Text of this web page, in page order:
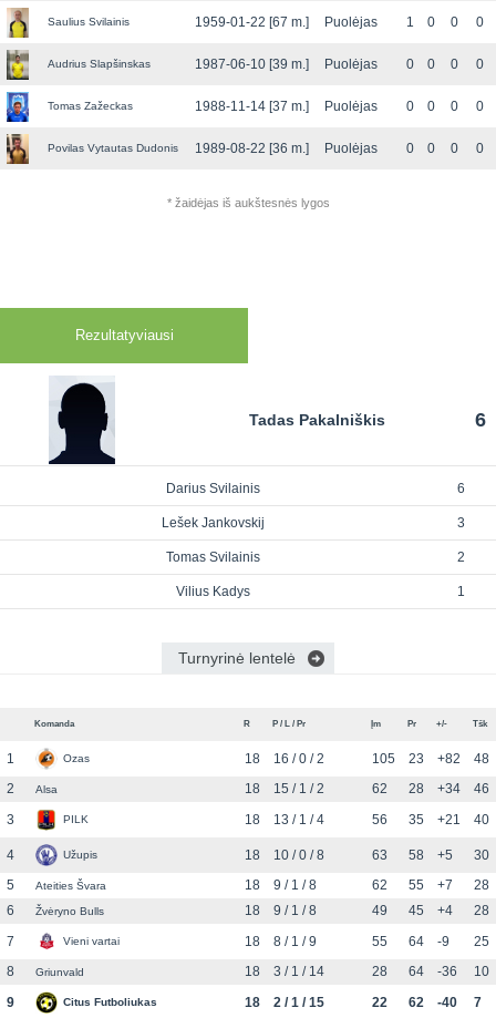
Saulius Svilainis 1959-01-22 [67 m.] Puolėjas 1 0 0 0
Audrius Slapšinskas 1987-06-10 [39 m.] Puolėjas 0 0 0 0
Tomas Zažeckas 1988-11-14 [37 m.] Puolėjas 0 0 0 0
Povilas Vytautas Dudonis 1989-08-22 [36 m.] Puolėjas 0 0 0 0
* žaidėjas iš aukštesnės lygos
Rezultatyviausi
Tadas Pakalniškis 6
Darius Svilainis 6
Lešek Jankovskij 3
Tomas Svilainis 2
Vilius Kadys 1
Turnyrinė lentelė
Komanda R P / L / Pr Įm Pr +/- Tšk
1 Ozas 18 16 / 0 / 2 105 23 +82
48
2
Alsa 18 15 / 1 / 2 62 28 +34
46
3
PILK 18 13 / 1 / 4 56 35 +21 40
4 Užupis 18 10 / 0 / 8 63 58 +5
30
5
Ateities Švara 18 9 / 1 / 8 62 55 +7
28
6
Žvėryno Bulls 18 9 / 1 / 8 49 45 +4
28
7
Vieni vartai 18 8 / 1 / 9 55 64 -9
25
8
Griunvald 18 3 / 1 / 14 28 64 -36
10
9
Citus Futboliukas 18 2 / 1 / 15 22 62 -40 7